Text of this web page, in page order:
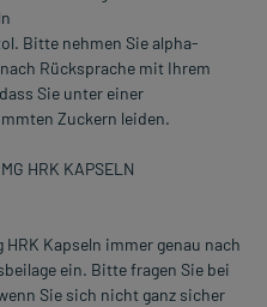
Bitte nehmen Sie alpha-
Rücksprache mit Ihrem
Sie unter einer
Zuckern leiden.
HRK KAPSELN
Kapseln immer genau nach
ein. Bitte fragen Sie bei
Sie sich nicht ganz sicher